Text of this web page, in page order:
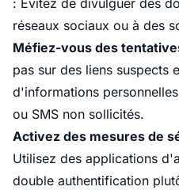
: Évitez de divulguer des
réseaux sociaux ou à des
Méfiez-vous des
pas sur des liens suspects
d'informations
ou SMS non sollicités.​
Activez des mesures de
Utilisez des applications
double authentification